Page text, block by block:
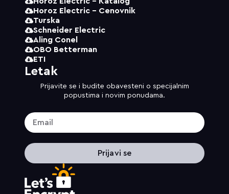
Horoz Electric - Cenovnik
Turska
Schneider Electric
Aling Conel
OBO Betterman
ETI
Letak
Prijavite se i budite obavesteni o specijalnim
popustima i novim ponudama.
Prijavi se